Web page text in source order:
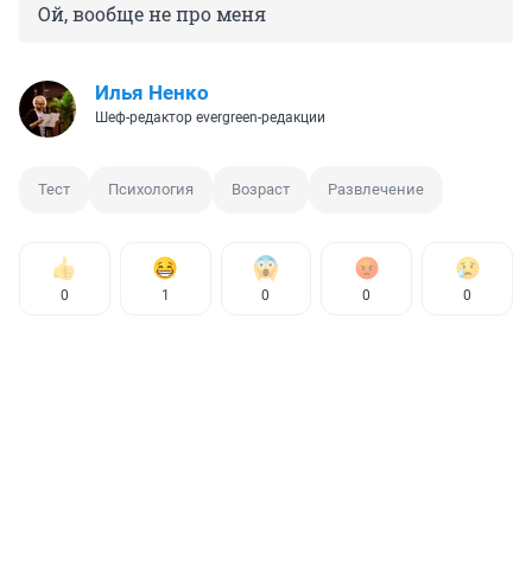
Ой, вообще не про меня
Илья Ненко
Шеф-редактор evergreen-редакции
Тест Психология Возраст Развлечение
0 1 0 0 0